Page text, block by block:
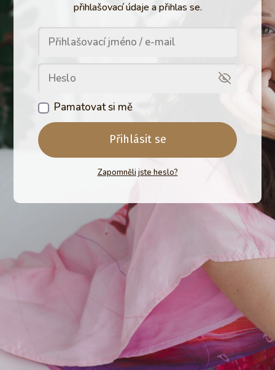
přihlašovací údaje a přihlas se.
Pamatovat si mě
Přihlásit se
Zapomněli jste heslo?